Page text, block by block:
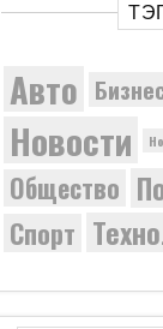
Авто
Новости
Общество
Спорт